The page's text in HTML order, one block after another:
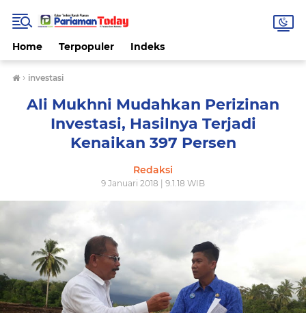
Home Terpopuler Indeks
› investasi
Ali Mukhni Mudahkan Perizinan
Investasi, Hasilnya Terjadi
Kenaikan 397 Persen
Redaksi
9 Januari 2018 | 9.1.18 WIB